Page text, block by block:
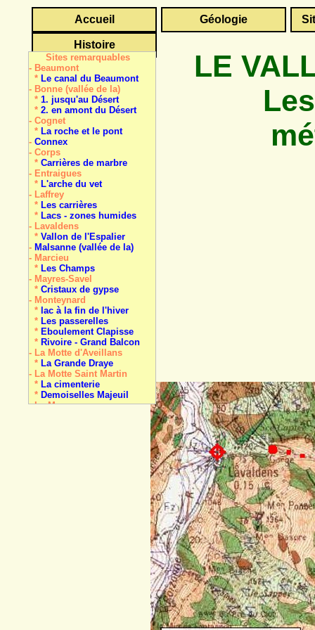
Accueil Géologie
Histoire
Sites remarquables
- Beaumont
* Le canal du Beaumont
- Bonne (vallée de la)
* 1. jusqu'au Désert
* 2. en amont du Désert
- Cognet
* La roche et le pont
- Connex
- Corps
* Carrières de marbre
- Entraigues
* L'arche du vet
- Laffrey
* Les carrières
* Lacs - zones humides
- Lavaldens
* Vallon de l'Espalier
- Malsanne (vallée de la)
- Marcieu
* Les Champs
- Mayres-Savel
* Cristaux de gypse
- Monteynard
* lac à la fin de l'hiver
* Les passerelles
* Eboulement Clapisse
* Rivoire - Grand Balcon
- La Motte d'Aveillans
* La Grande Draye
- La Motte Saint Martin
* La cimenterie
* Demoiselles Majeuil
- La Mure
LE